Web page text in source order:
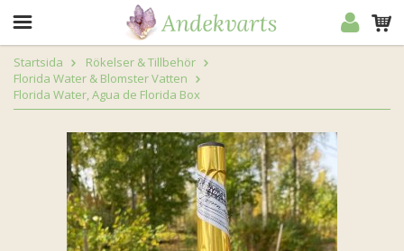
Startsida
Rökelser & Tillbehör
Florida Water & Blomster Vatten
Florida Water, Agua de Florida Box